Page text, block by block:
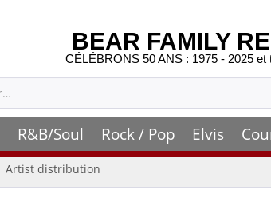
BEAR FAMILY
CÉLÉBRONS 50 ANS : 1975 - 2025
R&B/Soul Rock / Pop Elvis
Artist distribution